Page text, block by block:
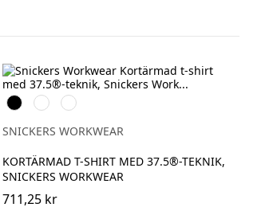
Svart Warm
Orange
Djupblå
SNICKERS WORKWEAR
KORTÄRMAD T-SHIRT MED 37.5®-TEKNIK,
SNICKERS WORKWEAR
711,25 kr